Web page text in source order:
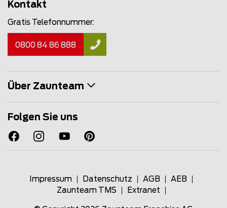
Kontakt
Gratis Telefonnummer:
0800 84 86 888
Über Zaunteam
Folgen Sie uns
Impressum Datenschutz AGB
AEB
Zaunteam TMS
Extranet